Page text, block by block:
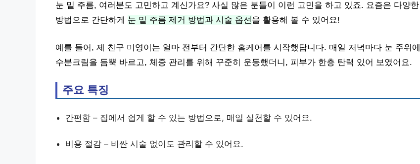
눈 밑 주름, 여러분도 고민하고 계신가요? 사실 많은 분들이 이런 고민을 하고 있죠. 요즘은 다양한
방법으로 간단하게 눈 밑 주름 제거 방법과 시술 옵션을 활용해 볼 수 있어요!
예를 들어, 제 친구 미영이는 얼마 전부터 간단한 홈케어를 시작했답니다. 매일 저녁마다 눈 주위에
수분크림을 듬뿍 바르고, 체중 관리를 위해 꾸준히 운동했더니, 피부가 한층 탄력 있어 보였어요.
주요 특징
간편함 – 집에서 쉽게 할 수 있는 방법으로, 매일 실천할 수 있어요.
비용 절감 – 비싼 시술 없이도 관리할 수 있어요.